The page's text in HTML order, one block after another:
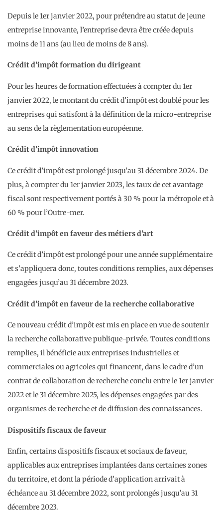
Depuis le 1er janvier 2022, pour prétendre au statut de jeune
entreprise innovante, l’entreprise devra être créée depuis
moins de 11 ans (au lieu de moins de 8 ans).
Crédit d’impôt formation du dirigeant
Pour les heures de formation effectuées à compter du 1er
janvier 2022, le montant du crédit d’impôt est doublé pour les
entreprises qui satisfont à la définition de la micro-entreprise
au sens de la règlementation européenne.
Crédit d’impôt innovation
Ce crédit d’impôt est prolongé jusqu’au 31 décembre 2024. De
plus, à compter du 1er janvier 2023, les taux de cet avantage
fiscal sont respectivement portés à 30 % pour la métropole et à
60 % pour l’Outre-mer.
Crédit d’impôt en faveur des métiers d’art
Ce crédit d’impôt est prolongé pour une année supplémentaire
et s’appliquera donc, toutes conditions remplies, aux dépenses
engagées jusqu’au 31 décembre 2023.
Crédit d’impôt en faveur de la recherche collaborative
Ce nouveau crédit d’impôt est mis en place en vue de soutenir
la recherche collaborative publique-privée. Toutes conditions
remplies, il bénéficie aux entreprises industrielles et
commerciales ou agricoles qui financent, dans le cadre d’un
contrat de collaboration de recherche conclu entre le 1er janvier
2022 et le 31 décembre 2025, les dépenses engagées par des
organismes de recherche et de diffusion des connaissances.
Dispositifs fiscaux de faveur
Enfin, certains dispositifs fiscaux et sociaux de faveur,
applicables aux entreprises implantées dans certaines zones
du territoire, et dont la période d’application arrivait à
échéance au 31 décembre 2022, sont prolongés jusqu’au 31
décembre 2023.